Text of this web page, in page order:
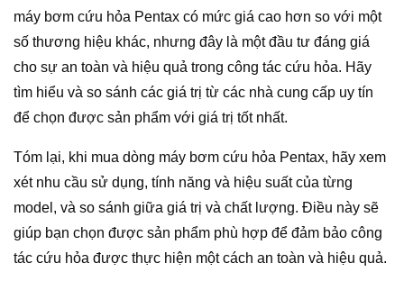
máy bơm cứu hỏa Pentax có mức giá cao hơn so với một
số thương hiệu khác, nhưng đây là một đầu tư đáng giá
cho sự an toàn và hiệu quả trong công tác cứu hỏa. Hãy
tìm hiểu và so sánh các giá trị từ các nhà cung cấp uy tín
để chọn được sản phẩm với giá trị tốt nhất.
Tóm lại, khi mua dòng máy bơm cứu hỏa Pentax, hãy xem
xét nhu cầu sử dụng, tính năng và hiệu suất của từng
model, và so sánh giữa giá trị và chất lượng. Điều này sẽ
giúp bạn chọn được sản phẩm phù hợp để đảm bảo công
tác cứu hỏa được thực hiện một cách an toàn và hiệu quả.